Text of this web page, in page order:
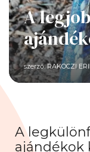
A
szerző: RAKOCZI
A
ajándékok